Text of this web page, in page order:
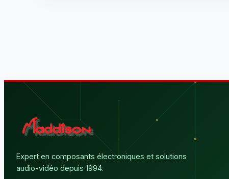
Expert en composants électroniques et solutions
audio-vidéo depuis 1994.